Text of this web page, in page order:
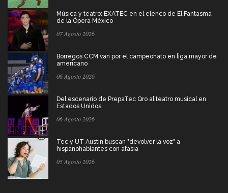
Música y teatro: EXATEC en el elenco de El Fantasma
de la Ópera México
07 Agosto 2026
Borregos CCM van por el campeonato en liga mayor de
americano
06 Agosto 2026
Del escenario de PrepaTec Qro al teatro musical en
Estados Unidos
06 Agosto 2026
Tec y UT Austin buscan "devolver la voz" a
hispanohablantes con afasia
05 Agosto 2026